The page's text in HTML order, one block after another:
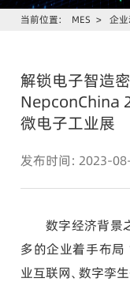
当前位置： MES > 企
解锁电子智造
NepconChina
微电子工业展
发布时间：2023-
数字经济背景
多的企业着手布局
业互联网、数字孪